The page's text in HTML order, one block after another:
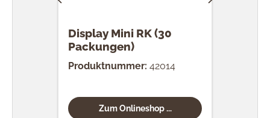
Display Mini RK (30
Packungen)
Produktnummer: 42014
Zum Onlineshop ...